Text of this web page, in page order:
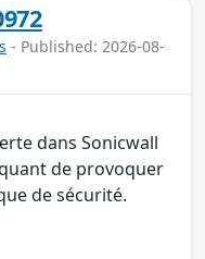
- Published: 2026-08-
dans Sonicwall
de provoquer
de sécurité.